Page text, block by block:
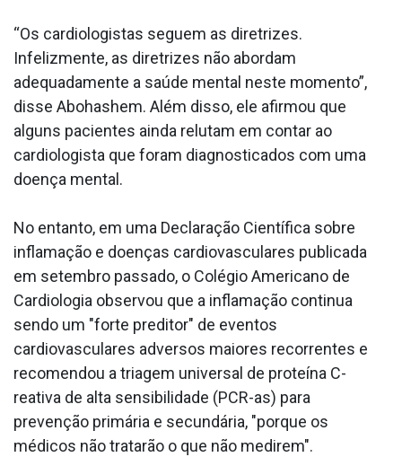
“Os cardiologistas seguem as diretrizes.
Infelizmente, as diretrizes não abordam
adequadamente a saúde mental neste momento”,
disse Abohashem. Além disso, ele afirmou que
alguns pacientes ainda relutam em contar ao
cardiologista que foram diagnosticados com uma
doença mental.
No entanto, em uma Declaração Científica sobre
inflamação e doenças cardiovasculares publicada
em setembro passado, o Colégio Americano de
Cardiologia observou que a inflamação continua
sendo um "forte preditor" de eventos
cardiovasculares adversos maiores recorrentes e
recomendou a triagem universal de proteína C-
reativa de alta sensibilidade (PCR-as) para
prevenção primária e secundária, "porque os
médicos não tratarão o que não medirem".